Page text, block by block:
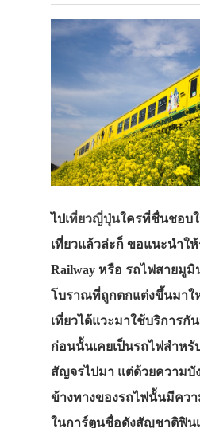
ไปเที่ยวญี่ปุ่นใครที่ชื่นชอบ
เที่ยวแล้วล่ะก็ ขอแนะนำใ
Railway หรือ รถไฟสายมูมิ
โบราณที่ถูกตกแต่งขึ้นมาใ
เที่ยวได้แวะมาใช้บริการกั
ก่อนนั้นเคยเป็นรถไฟสำห
สัญจรไปมา แต่ด้วยความบั
ข้างทางของรถไฟนั้นมีคว
ในการ์ตูนชื่อดังสัญชาติฟินเ